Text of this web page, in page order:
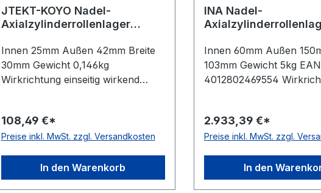
JTEKT-KOYO Nadel-
Axialzylinderrollenlager
Innen 25mm Außen 42mm Breite
30mm Gewicht 0,146kg
Wirkrichtung einseitig wirkend
Käfig Polyamidkäfig Toleranzklasse
Toleranzklasse P0/PN bzw. ABEC
108,49 €*
Preise inkl. MwSt. zzgl. Versandkosten
In den Warenkorb
INA Nadel-
Innen 60mm Außen
103mm Gewicht 5kg EAN
4012802469554
Toleranzklasse
P0/PN bzw. ABEC 1
Temperaturbereich -20
Käfig Polyamidkäfig
2.933,39 €*
Preise inkl. MwSt. zzgl.
In den